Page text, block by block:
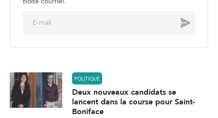
boite courriel.
Envoyer
POLITIQUE
Deux nouveaux candidats se
lancent dans la course pour Saint-
Boniface